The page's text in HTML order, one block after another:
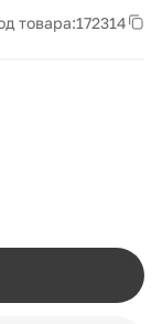
товара:172314